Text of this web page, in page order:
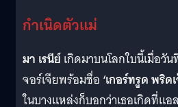
กำเนิดตัวแม่
มา เรนีย์เกิดมาบนโลกใบนี้เมื่อวั
จอร์เจียพร้อมชื่อ ‘เกอร์ทรูด พริด
ในบางแหล่งก็บอกว่าเธอเกิดที่แ